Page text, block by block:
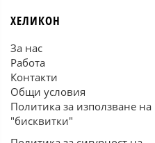
ХЕЛИКОН
За нас
Работа
Контакти
Общи условия
Политика за използване на
"бисквитки"